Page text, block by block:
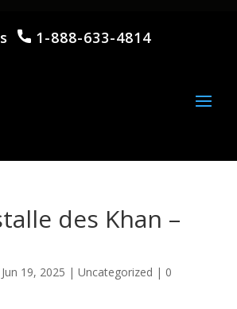
1-888-633-4814
des Khan –
Jun 19, 2025 | Uncategorized | 0